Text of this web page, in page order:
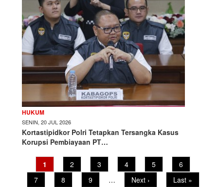
HUKUM
SENIN, 20 JUL 2026
Kortastipidkor Polri Tetapkan Tersangka Kasus
Korupsi Pembiayaan PT…
PaginationCurrent
page
1 Page
2 Page
3 Page
4 Page
5 Page
6
Page
7 Page
8 Page
9 …
Next
Next ›
Last
Last »